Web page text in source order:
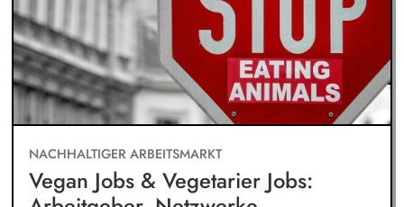
NACHHALTIGER ARBEITSMARKT
Vegan Jobs & Vegetarier Jobs: